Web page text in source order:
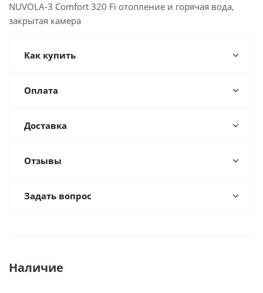
NUVOLA-3 Comfort 320 Fi отопление и горячая вода,
закрытая камера
Как купить
Оплата
Доставка
Отзывы
Задать вопрос
Наличие